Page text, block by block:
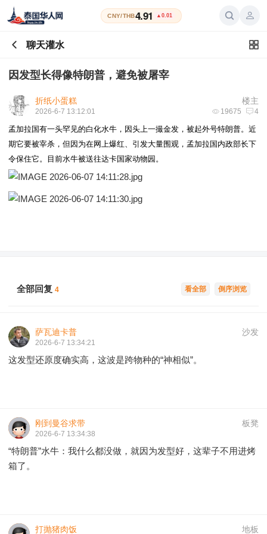
CNY/THB4.91 ▲0.01
聊天灌水
因发型长得像特朗普，避免被屠宰
楼主
折纸小蛋糕
19675 4
2026-6-7 13:12:01
孟加拉国有一头罕见的白化水牛，因头上一撮金发，被起外号特朗普。近
期它要被宰杀，但因为在网上爆红、引发大量围观，孟加拉国内政部长下
令保住它。目前水牛被送往达卡国家动物园。
倒序浏览
看全部
全部回复 4
沙发
萨瓦迪卡普
2026-6-7 13:34:21
这发型还原度确实高，这波是跨物种的“神相似”。
板凳
刚到曼谷求带
2026-6-7 13:34:38
“特朗普”水牛：我什么都没做，就因为发型好，这辈子不用进烤
箱了。
地板
打抛猪肉饭